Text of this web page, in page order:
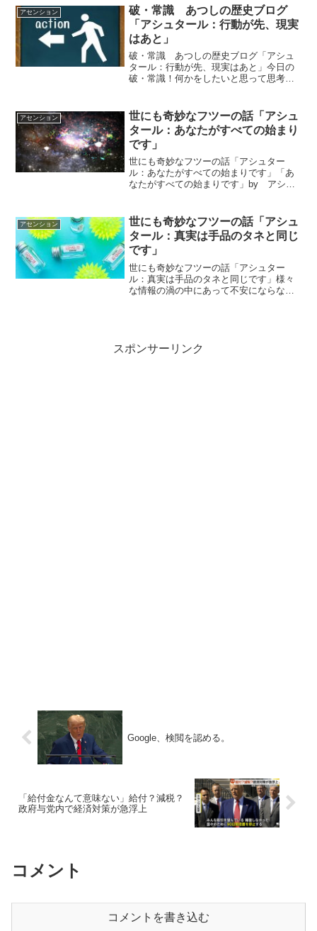
が罰金に抵抗お世話になっているadaさん
のブログに...
アセンション
破・常識 あつしの歴史ブログ
「アシュタール：行動が先、現実
はあと」
破・常識 あつしの歴史ブログ「アシュ
タール：行動が先、現実はあと」今日の
破・常識！何かをしたいと思って思考
になるのです。ｂｙアシュタールアシュ
タールからのメッセージ今日...
アセンション
世にも奇妙なフツーの話「アシュ
タール：あなたがすべての始まり
です」
世にも奇妙なフツーの話「アシュター
ル：あなたがすべての始まりです」「あ
なたがすべての始まりです」by アシュ
してお話できることに感謝します。 あな
たの世界は、あなたが創...
アセンション
世にも奇妙なフツーの話「アシュ
タール：真実は手品のタネと同じ
です」
世にも奇妙なフツーの話「アシュター
ル：真実は手品のタネと同じです」様々
な情報の渦の中にあって不安にならない
スポンサーリンク
Google、検閲を認める。
「給付金なんて意味ない」給付？減税？
政府与党内で経済対策が急浮上
コメント
コメントを書き込む